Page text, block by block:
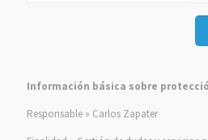
Información básica sobre
Responsable » Carlos Zapater